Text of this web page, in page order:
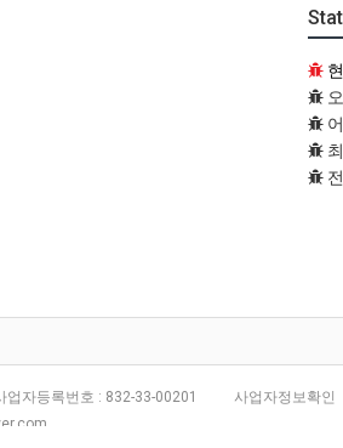
업자등록번호 : 832-33-00201
사업자정보확인